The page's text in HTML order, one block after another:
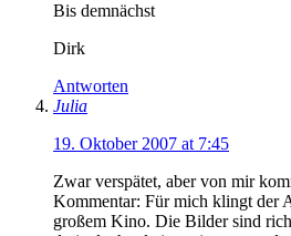
Bis demnächst
Dirk
Antworten
Julia
19. Oktober 2007 at 7:45
Zwar verspätet, aber von mir
Kommentar: Für mich klingt der
großem Kino. Die Bilder sind